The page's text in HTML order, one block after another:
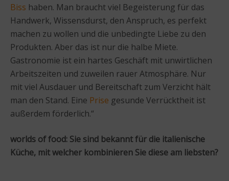
Biss haben. Man braucht viel Begeisterung für das
Handwerk, Wissensdurst, den Anspruch, es perfekt
machen zu wollen und die unbedingte Liebe zu den
Produkten. Aber das ist nur die halbe Miete.
Gastronomie ist ein hartes Geschäft mit unwirtlichen
Arbeitszeiten und zuweilen rauer Atmosphäre. Nur
mit viel Ausdauer und Bereitschaft zum Verzicht hält
man den Stand. Eine Prise gesunde Verrücktheit ist
außerdem förderlich.“
worlds of food: Sie sind bekannt für die italienische
Küche, mit welcher kombinieren Sie diese am liebsten?